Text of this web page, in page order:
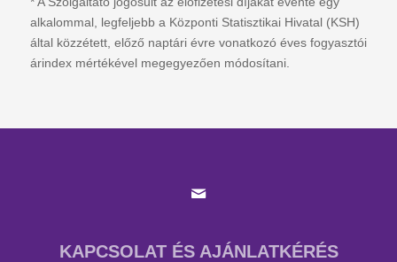
alkalommal, legfeljebb a Központi Statisztikai Hivatal (KSH)
által közzétett, előző naptári évre vonatkozó éves fogyasztói
árindex mértékével megegyezően módosítani.
KAPCSOLAT ÉS AJÁNLATKÉRÉS